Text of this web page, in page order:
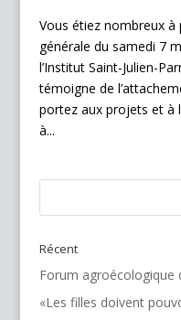
Vous étiez nombreux
générale du samedi 7
l’Institut Saint-Julien-
témoigne de
portez aux projets et à
à...
Récent
Forum agroécologique
«Les filles doivent